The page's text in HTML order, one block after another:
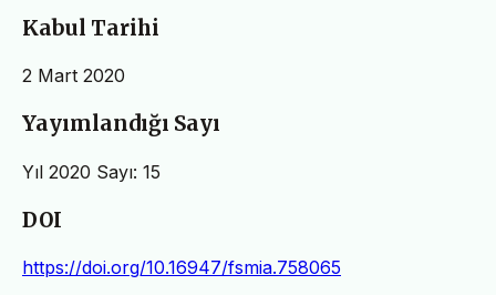
Kabul Tarihi
2 Mart 2020
Yayımlandığı Sayı
Yıl 2020 Sayı: 15
DOI
https://doi.org/10.16947/fsmia.758065